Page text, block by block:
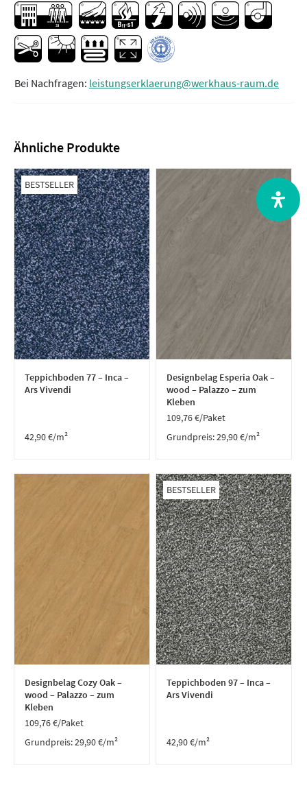
Bei Nachfragen: leistungserklaerung@werkhaus-raum.de
Ähnliche Produkte
BESTSELLER
Teppichboden 77 – Inca –
Ars Vivendi
42,90€/m²
Designbelag Esperia Oak –
wood – Palazzo – zum
Kleben
109,76€/Paket
Grundpreis:29,90€/m²
Designbelag Cozy Oak –
wood – Palazzo – zum
Kleben
109,76€/Paket
Grundpreis:29,90€/m²
BESTSELLER
Teppichboden 97 – Inca –
Ars Vivendi
42,90€/m²